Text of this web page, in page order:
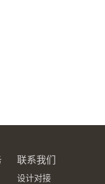
联系我们
设计对接